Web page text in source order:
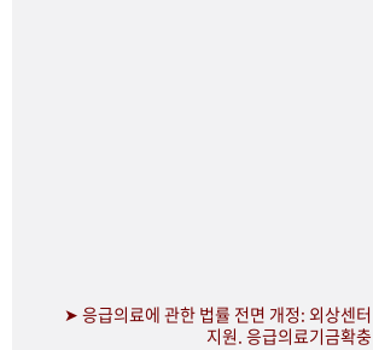
➤ 응급의료에 관한 법률 전면 개정: 외상센터
지원. 응급의료기금확충